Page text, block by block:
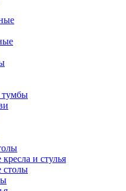
тумбы
и стулья
столы